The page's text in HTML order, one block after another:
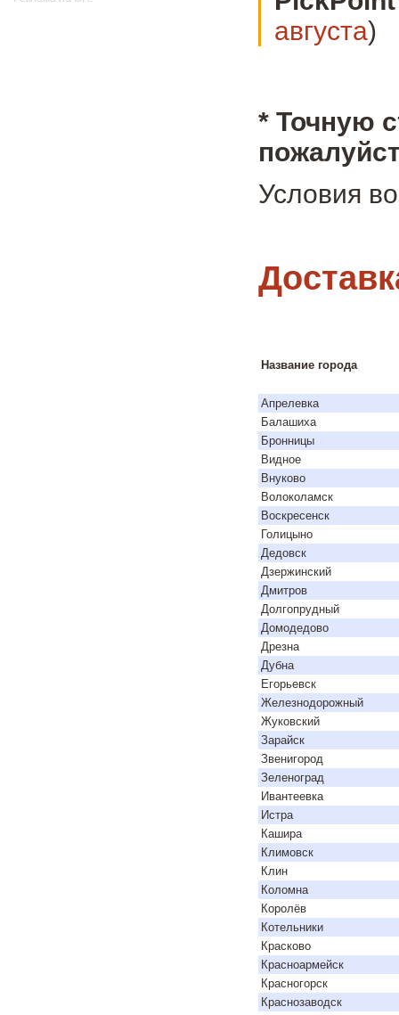
августа)
* Точную
Условия
Название города
Апрелевка
Балашиха
Бронницы
Видное
Внуково
Волоколамск
Воскресенск
Голицыно
Дедовск
Дзержинский
Дмитров
Долгопрудный
Домодедово
Дрезна
Дубна
Егорьевск
Железнодорожный
Жуковский
Зарайск
Звенигород
Зеленоград
Ивантеевка
Истра
Кашира
Климовск
Клин
Коломна
Королёв
Котельники
Красково
Красноармейск
Красногорск
Краснозаводск